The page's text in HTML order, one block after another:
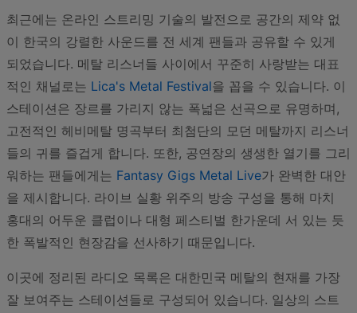
최근에는 온라인 스트리밍 기술의 발전으로 공간의 제약 없
이 한국의 강렬한 사운드를 전 세계 팬들과 공유할 수 있게
되었습니다. 메탈 리스너들 사이에서 꾸준히 사랑받는 대표
적인 채널로는 Lica's Metal Festival을 꼽을 수 있습니다. 이
스테이션은 장르를 가리지 않는 폭넓은 선곡으로 유명하며,
고전적인 헤비메탈 명곡부터 최첨단의 모던 메탈까지 리스너
들의 귀를 즐겁게 합니다. 또한, 공연장의 생생한 열기를 그리
워하는 팬들에게는 Fantasy Gigs Metal Live가 완벽한 대안
을 제시합니다. 라이브 실황 위주의 방송 구성을 통해 마치
홍대의 어두운 클럽이나 대형 페스티벌 한가운데 서 있는 듯
한 폭발적인 현장감을 선사하기 때문입니다.
이곳에 정리된 라디오 목록은 대한민국 메탈의 현재를 가장
잘 보여주는 스테이션들로 구성되어 있습니다. 일상의 스트